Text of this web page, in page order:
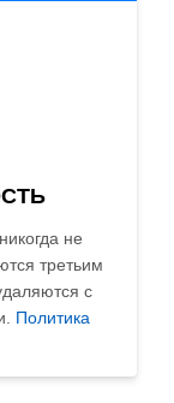
не
третьим
с
Политика